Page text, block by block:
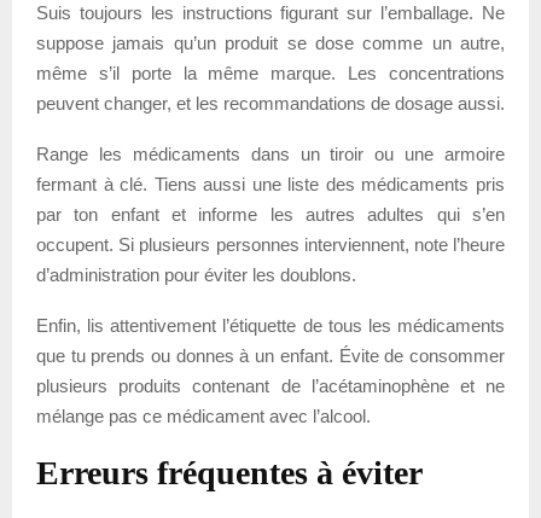
Suis toujours les instructions figurant sur l’emballage. Ne
suppose jamais qu’un produit se dose comme un autre,
même s’il porte la même marque. Les concentrations
peuvent changer, et les recommandations de dosage aussi.
Range les médicaments dans un tiroir ou une armoire
fermant à clé. Tiens aussi une liste des médicaments pris
par ton enfant et informe les autres adultes qui s’en
occupent. Si plusieurs personnes interviennent, note l’heure
d’administration pour éviter les doublons.
Enfin, lis attentivement l’étiquette de tous les médicaments
que tu prends ou donnes à un enfant. Évite de consommer
plusieurs produits contenant de l’acétaminophène et ne
mélange pas ce médicament avec l’alcool.
Erreurs fréquentes à éviter